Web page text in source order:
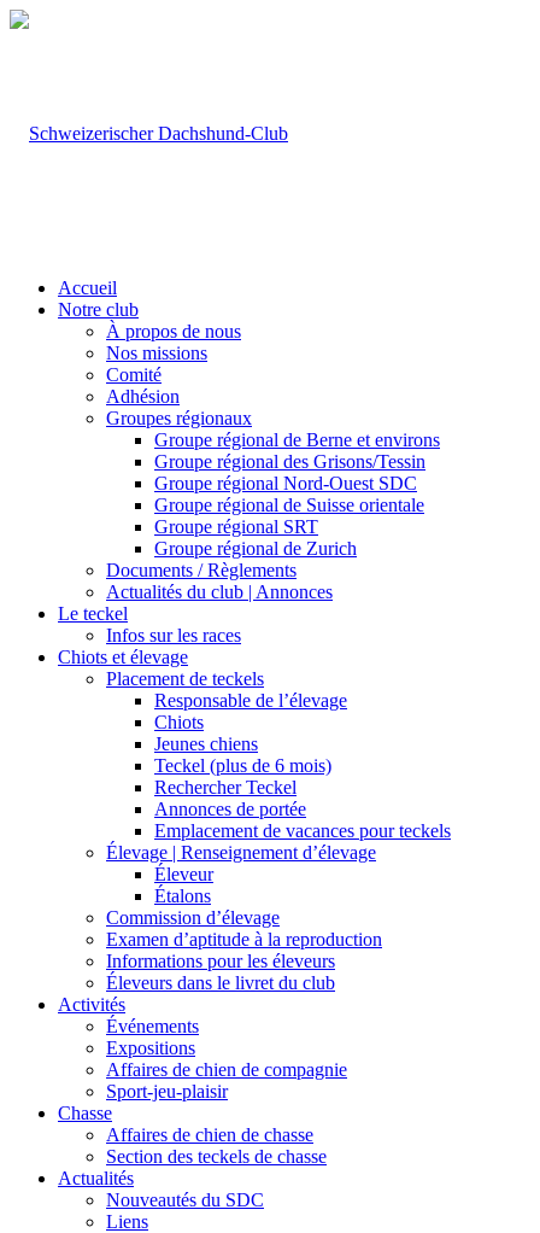
Accueil
Notre club
À propos de nous
Nos missions
Comité
Adhésion
Groupes régionaux
Groupe régional de Berne et environs
Groupe régional des Grisons/Tessin
Groupe régional Nord-Ouest SDC
Groupe régional de Suisse orientale
Groupe régional SRT
Groupe régional de Zurich
Documents / Règlements
Actualités du club | Annonces
Le teckel
Infos sur les races
Chiots et élevage
Placement de teckels
Responsable de l’élevage
Chiots
Jeunes chiens
Teckel (plus de 6 mois)
Rechercher Teckel
Annonces de portée
Emplacement de vacances pour teckels
Élevage | Renseignement d’élevage
Éleveur
Étalons
Commission d’élevage
Examen d’aptitude à la reproduction
Informations pour les éleveurs
Éleveurs dans le livret du club
Activités
Événements
Expositions
Affaires de chien de compagnie
Sport-jeu-plaisir
Chasse
Affaires de chien de chasse
Section des teckels de chasse
Actualités
Nouveautés du SDC
Liens